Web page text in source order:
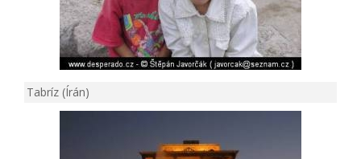
Tabríz (Írán)